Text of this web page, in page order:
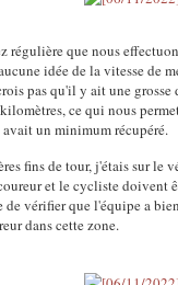
régulière que nous
idée de la vitesse de
pas qu'il y ait une
ce qui nous
un minimum récupéré.
fins de tour, j'étais sur le
et le cycliste doivent
de vérifier que l'équipe a
dans cette zone.